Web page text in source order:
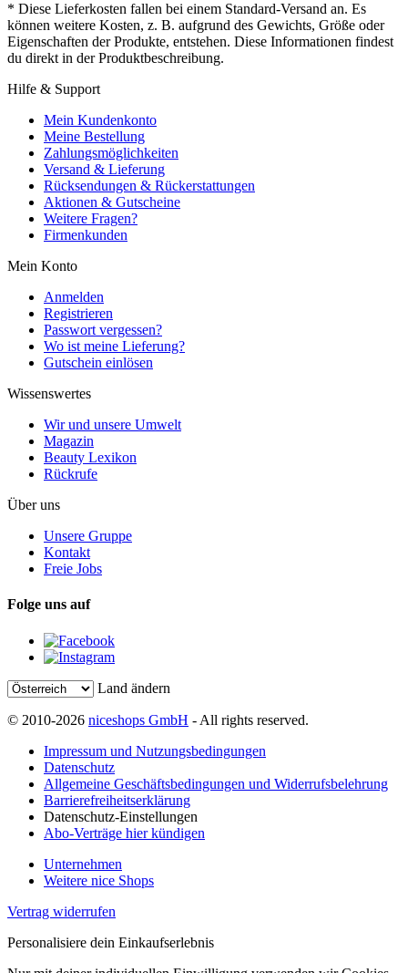
* Diese Lieferkosten fallen bei einem Standard-Versand an. Es
können weitere Kosten, z. B. aufgrund des Gewichts, Größe oder
Eigenschaften der Produkte, entstehen. Diese Informationen findest
du direkt in der Produktbeschreibung.
Hilfe & Support
Mein Kundenkonto
Meine Bestellung
Zahlungsmöglichkeiten
Versand & Lieferung
Rücksendungen & Rückerstattungen
Aktionen & Gutscheine
Weitere Fragen?
Firmenkunden
Mein Konto
Anmelden
Registrieren
Passwort vergessen?
Wo ist meine Lieferung?
Gutschein einlösen
Wissenswertes
Wir und unsere Umwelt
Magazin
Beauty Lexikon
Rückrufe
Über uns
Unsere Gruppe
Kontakt
Freie Jobs
Folge uns auf
Land ändern
© 2010-2026 niceshops GmbH - All rights reserved.
Impressum und Nutzungsbedingungen
Datenschutz
Allgemeine Geschäftsbedingungen und Widerrufsbelehrung
Barrierefreiheitserklärung
Datenschutz-Einstellungen
Abo-Verträge hier kündigen
Unternehmen
Weitere nice Shops
Vertrag widerrufen
Personalisiere dein Einkaufserlebnis